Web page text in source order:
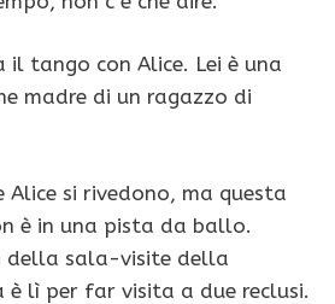
il tango con Alice. Lei è una
madre di un ragazzo di
Alice si rivedono, ma questa
è in una pista da ballo.
della sala-visite della
è lì per far visita a due reclusi.